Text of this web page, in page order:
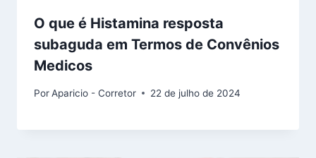
O que é Histamina resposta
subaguda em Termos de Convênios
Medicos
PorAparicio - Corretor 22 de julho de 2024